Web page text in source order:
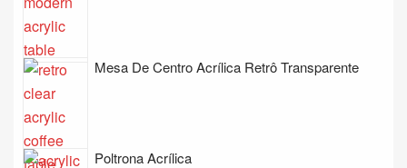
Mesa De Centro Acrílica Retrô Transparente
Poltrona Acrílica